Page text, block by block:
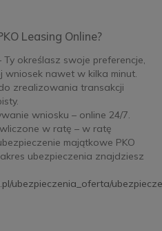
Leasing Online?
Ty określasz swoje preferencje,
wniosek nawet w kilka minut.
zrealizowania transakcji
wniosku – online 24/7.
w ratę – w ratę
majątkowe PKO
ubezpieczenia znajdziesz
ubezpieczenia_oferta/